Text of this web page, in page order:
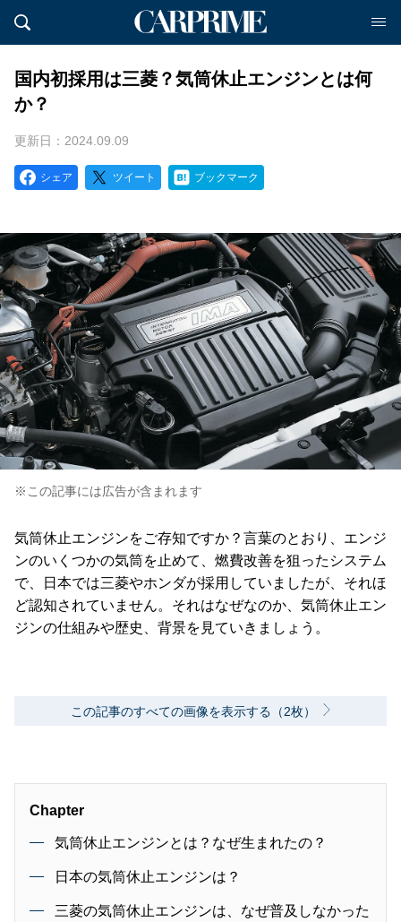
国内初採用は三菱？気筒休止エンジンとは何
か？
更新日：2024.09.09
シェア ツイート ブックマーク
※この記事には広告が含まれます
気筒休止エンジンをご存知ですか？言葉のとおり、エンジ
ンのいくつかの気筒を止めて、燃費改善を狙ったシステム
で、日本では三菱やホンダが採用していましたが、それほ
ど認知されていません。それはなぜなのか、気筒休止エン
ジンの仕組みや歴史、背景を見ていきましょう。
この記事のすべての画像を表示する（2枚）
Chapter
気筒休止エンジンとは？なぜ生まれたの？
日本の気筒休止エンジンは？
三菱の気筒休止エンジンは、なぜ普及しなかった